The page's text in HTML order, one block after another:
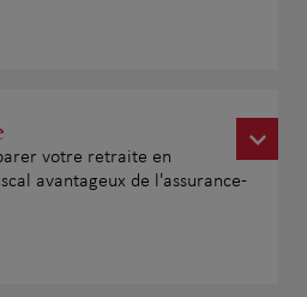
votre retraite en
avantageux de l'assurance-